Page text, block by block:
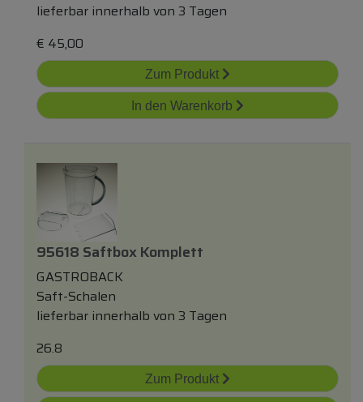
lieferbar innerhalb von 3 Tagen
€ 45,00
Zum Produkt
In den Warenkorb
95618 Saftbox Komplett
GASTROBACK
Saft-Schalen
lieferbar innerhalb von 3 Tagen
26.8
Zum Produkt